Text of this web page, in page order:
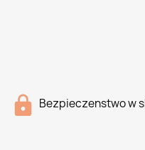
Bezpieczenstwo w